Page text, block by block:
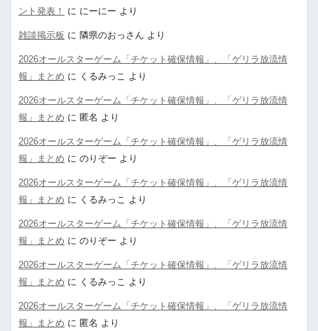
ント発表！
に にーにー より
雑談掲示板 に 隣県のおっさん より
2026オールスターゲーム「チケット確保情報」、「ゲリラ放流情
報」まとめ に くるみっこ より
2026オールスターゲーム「チケット確保情報」、「ゲリラ放流情
報」まとめ に 匿名 より
2026オールスターゲーム「チケット確保情報」、「ゲリラ放流情
報」まとめ に のりぞー より
2026オールスターゲーム「チケット確保情報」、「ゲリラ放流情
報」まとめ に くるみっこ より
2026オールスターゲーム「チケット確保情報」、「ゲリラ放流情
報」まとめ に のりぞー より
2026オールスターゲーム「チケット確保情報」、「ゲリラ放流情
報」まとめ に くるみっこ より
2026オールスターゲーム「チケット確保情報」、「ゲリラ放流情
報」まとめ に 匿名 より